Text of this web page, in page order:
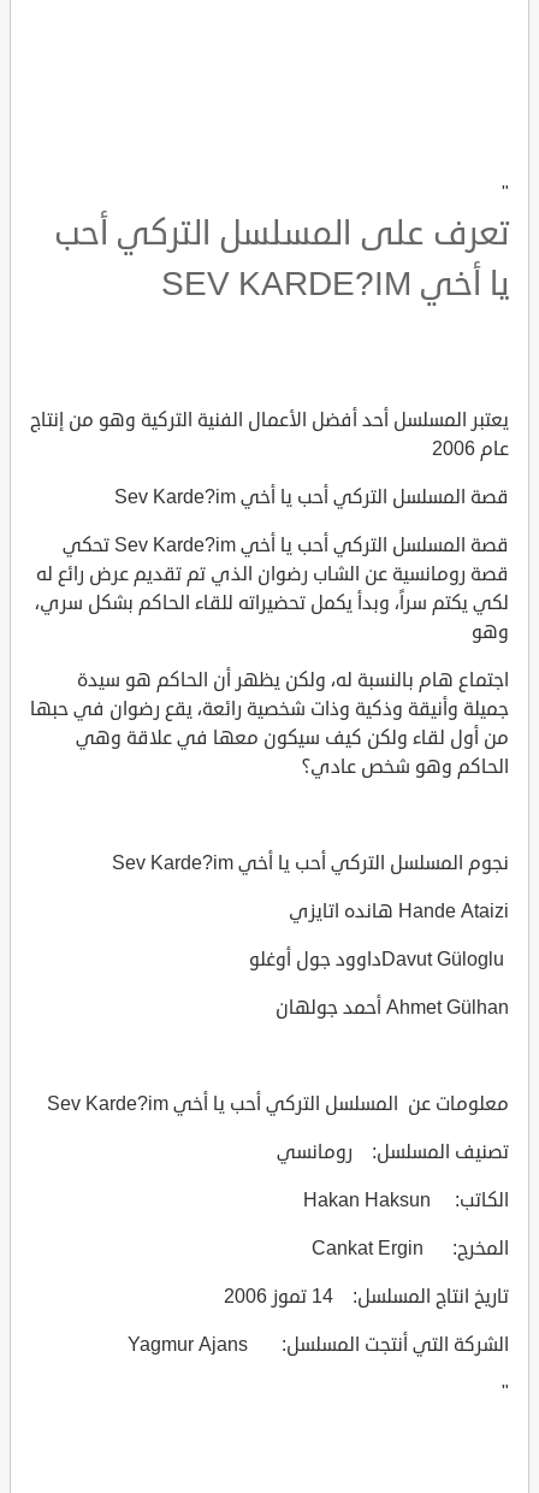
"
تعرف على المسلسل التركي أحب
يا أخي SEV KARDE?IM
يعتبر المسلسل أحد أفضل الأعمال الفنية التركية وهو من إنتاج
عام 2006
قصة المسلسل التركي أحب يا أخي Sev Karde?im
قصة المسلسل التركي أحب يا أخي Sev Karde?im تحكي
قصة رومانسية عن الشاب رضوان الذي تم تقديم عرض رائع له
لكي يكتم سراً، وبدأ يكمل تحضيراته للقاء الحاكم بشكل سري،
وهو
اجتماع هام بالنسبة له، ولكن يظهر أن الحاكم هو سيدة
جميلة وأنيقة وذكية وذات شخصية رائعة، يقع رضوان في حبها
من أول لقاء ولكن كيف سيكون معها في علاقة وهي
الحاكم وهو شخص عادي؟
نجوم المسلسل التركي أحب يا أخي Sev Karde?im
Hande Ataizi هانده اتايزي
Ahmet Gülhan أحمد جولهان
معلومات عن المسلسل التركي أحب يا أخي Sev Karde?im
تصنيف المسلسل: رومانسي
الكاتب: Hakan Haksun
المخرج: Cankat Ergin
تاريخ انتاج المسلسل: 14 تموز 2006
الشركة التي أنتجت المسلسل: Yagmur Ajans
"